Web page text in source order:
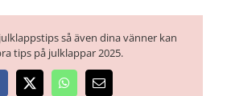
så även dina vänner kan
tips på julklappar 2025.
X WhatsApp
E-